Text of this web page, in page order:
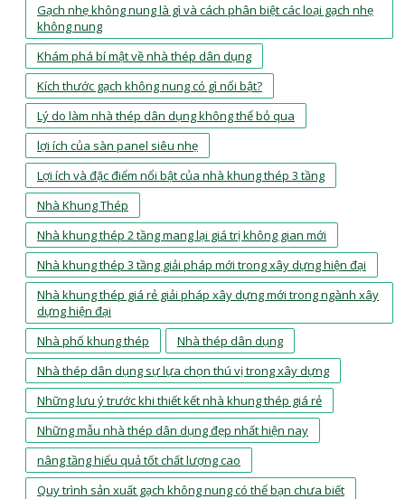
Gạch nhẹ không nung là gì và cách phân biệt các loại gạch nhẹ
không nung
Khám phá bí mật về nhà thép dân dụng
Kích thước gạch không nung có gì nổi bật?
Lý do làm nhà thép dân dụng không thể bỏ qua
lợi ích của sàn panel siêu nhẹ
Lợi ích và đặc điểm nổi bật của nhà khung thép 3 tầng
Nhà Khung Thép
Nhà khung thép 2 tầng mang lại giá trị không gian mới
Nhà khung thép 3 tầng giải pháp mới trong xây dựng hiện đại
Nhà khung thép giá rẻ giải pháp xây dựng mới trong ngành xây
dựng hiện đại
Nhà phố khung thép
Nhà thép dân dụng
Nhà thép dân dụng sự lựa chọn thú vị trong xây dựng
Những lưu ý trước khi thiết kết nhà khung thép giá rẻ
Những mẫu nhà thép dân dụng đẹp nhất hiện nay
nâng tầng hiểu quả tốt chất lượng cao
Quy trình sản xuất gạch không nung có thể bạn chưa biết